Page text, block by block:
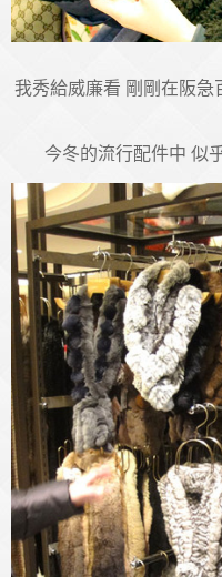
我秀給威廉看 剛剛在阪
今冬的流行配件中 似